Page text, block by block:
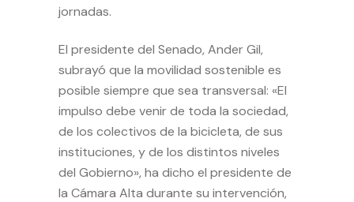
jornadas.
El presidente del Senado, Ander Gil,
subrayó que la movilidad sostenible es
posible siempre que sea transversal: «El
impulso debe venir de toda la sociedad,
de los colectivos de la bicicleta, de sus
instituciones, y de los distintos niveles
del Gobierno», ha dicho el presidente de
la Cámara Alta durante su intervención,